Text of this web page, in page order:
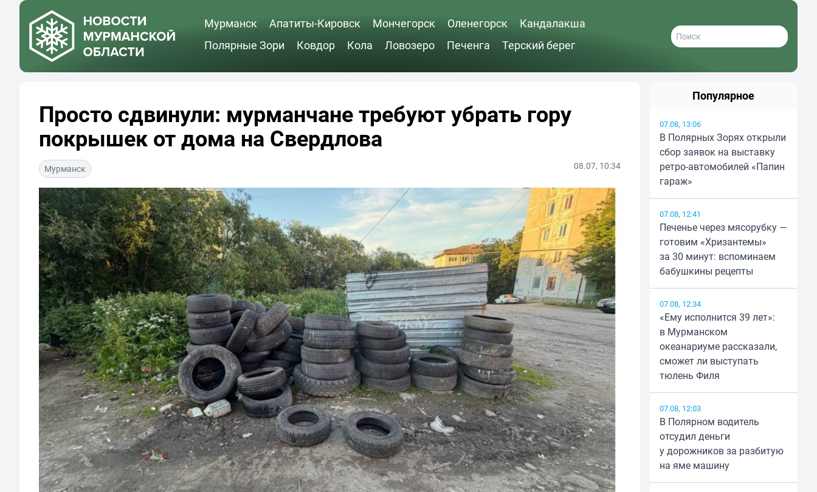
Мурманск Апатиты-Кировск Мончегорск Оленегорск
Кандалакша
Полярные Зори
Ковдор Кола Ловозеро Печенга Терский берег
Просто сдвинули: мурманчане требуют убрать гору
покрышек от дома на Свердлова
Мурманск 08.07, 10:34
Популярное
07.08, 13:06
В Полярных Зорях открыли
сбор заявок на выставку
ретро-автомобилей «Папин
гараж»
07.08, 12:41
Печенье через мясорубку —
готовим «Хризантемы»
за 30 минут: вспоминаем
бабушкины рецепты
07.08, 12:34
«Ему исполнится 39 лет»:
в Мурманском
океанариуме рассказали,
сможет ли выступать
тюлень Филя
07.08, 12:03
В Полярном водитель
отсудил деньги
у дорожников за разбитую
на яме машину